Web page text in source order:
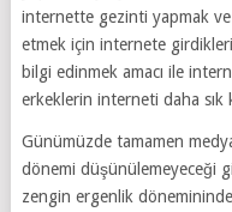
internette gezinti yapmak ve
etmek için internete
bilgi edinmek amacı ile
erkeklerin interneti daha sık
Günümüzde tamamen
dönemi düşünülemeyeceği
zengin ergenlik